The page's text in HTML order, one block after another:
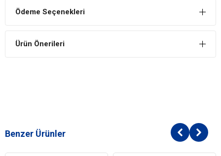
Reflex Kuzu Etli Pirinçli ve Sebzeli Yetişkin Köpek
Bileşen
Hayvansal yağ
Mısır gluteni
Ödeme Seçenekleri
Ürün Önerileri
Benzer Ürünler